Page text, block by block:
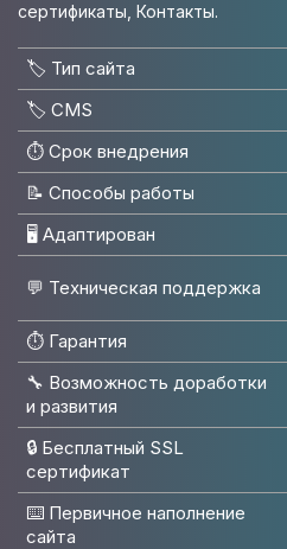
сертификаты, Контакты.
🏷️ Тип сайта
🏷️ CMS
⏱️ Срок внедрения
📝 Способы работы
🖥 Адаптирован
💬 Техническая поддержка
⏱️ Гарантия
🔧 Возможность доработки
и развития
🔒 Бесплатный SSL
сертификат
⌨️ Первичное наполнение
сайта